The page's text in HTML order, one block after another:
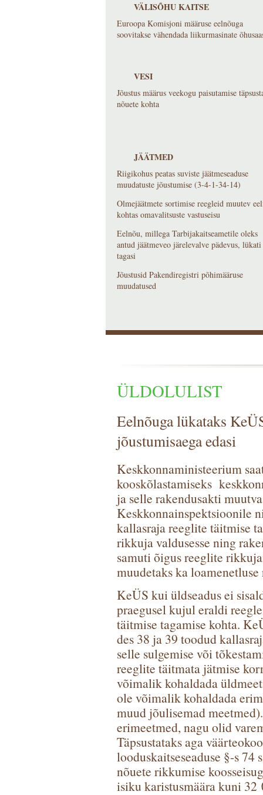
VÄLISÕHU KAITSE
Euroopa Komisjoni määruse eelnõuga
soovitakse vähendada liikurmasinate
VESI
Jõustus määrus veekogu paisutamise
nõuete kohta
JÄÄTMED
Riigikohus peatas suviste jäätmeseaduse
muudatuste jõustumise (3-4-1-34-14)
Olmejäätmete sortimise reegleid muutev
kohtas omavalitsuste vastuseisu
Eelnõu, millega Tarbijakaitseametile oleks
antud jäätmeveo järelevalve pädevus, lükati
tagasi
Jõustusid Pakendiregistri põhimääruse
muudatused
ÜLDOLULIST
Eelnõuga lükataks
jõustumisaega edasi
Keskkonnaministeerium
kooskõlastamiseks
ja selle rakendusakti
Keskkonnainspektsioonile
kallasraja reeglite täitmise
rikkuja valdusesse ning
samuti õigus reeglite
muudetaks ka
KeÜS kui üldseadus ei
praegusel kujul eraldi
täitmise tagamise kohta.
des 38 ja 39 toodud
selle sulgemise või
reeglite täitmata jätmise
võimalik kohaldada
ole võimalik kohaldada
muud jõulisemad
erimeetmed, nagu olid
Täpsustataks aga
looduskaitseseaduse §-s 74
nõuete rikkumise
isiku karistusmäära kuni 32